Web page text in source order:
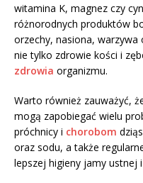
witamina K, magnez czy
różnorodnych produktów
orzechy, nasiona, warzywa
nie tylko zdrowie kości i
zdrowia organizmu.
Warto również zauważyć,
mogą zapobiegać wielu
próchnicy i chorobom
oraz sodu, a także
lepszej higieny jamy ustnej